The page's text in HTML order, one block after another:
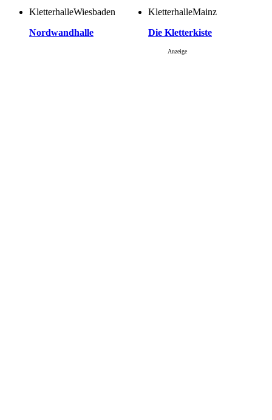
KletterhalleWiesbaden
Nordwandhalle
KletterhalleMainz
Die Kletterkiste
Anzeige